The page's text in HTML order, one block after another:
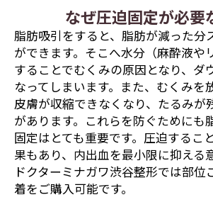
なぜ圧迫固定が必要
脂肪吸引をすると、脂肪が減った分
ができます。そこへ水分（麻酔液や
することでむくみの原因となり、ダ
なってしまいます。また、むくみを
皮膚が収縮できなくなり、たるみが
があります。これらを防ぐためにも
固定はとても重要です。圧迫するこ
果もあり、内出血を最小限に抑える
ドクターミナガワ渋谷整形では部位
着をご購入可能です。